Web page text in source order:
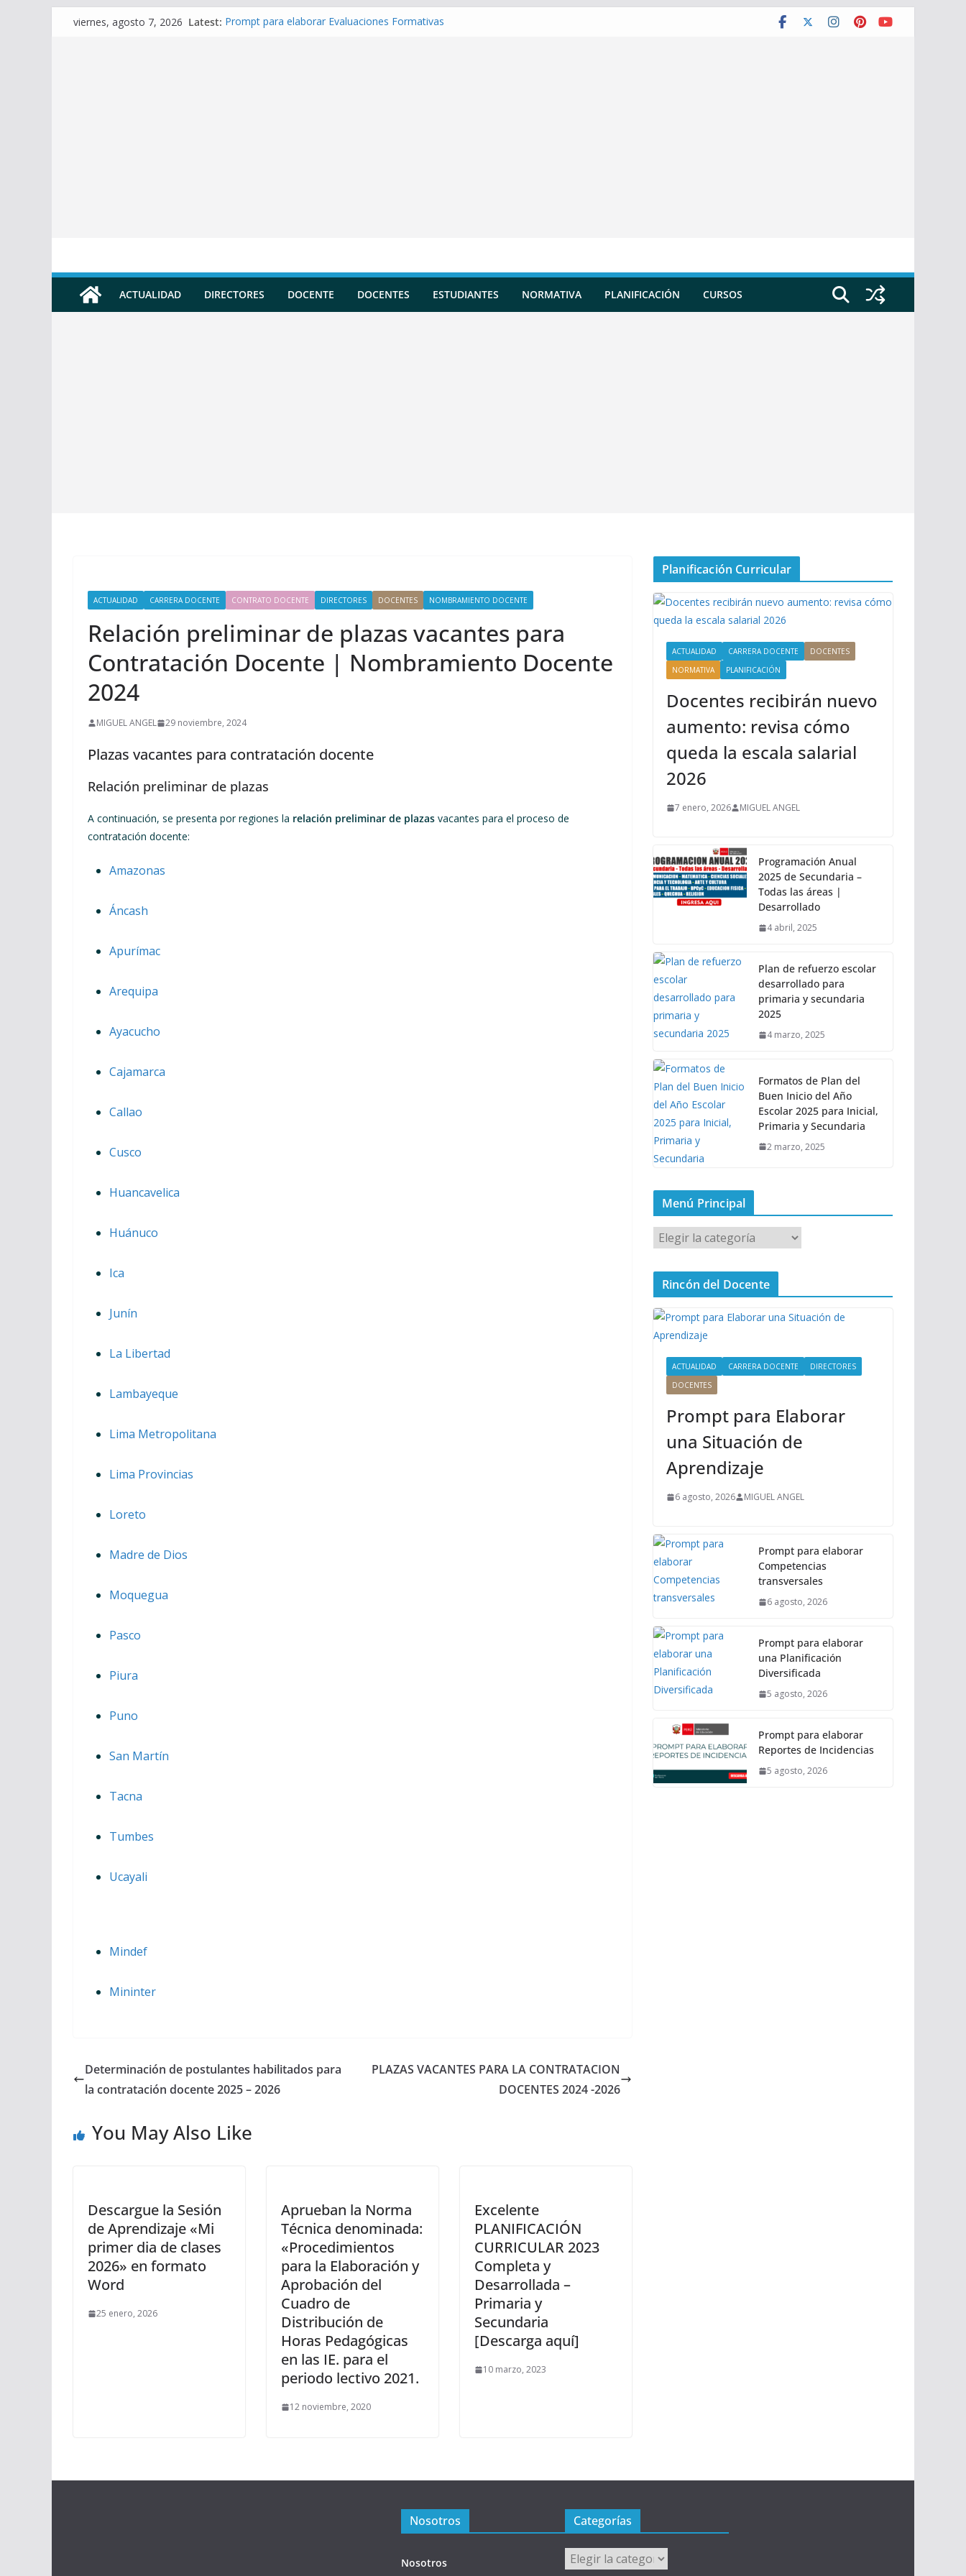
Skipviernes, agosto 7, 2026 Latest: Prompt para elaborar Evaluaciones Formativas
ACTUALIDAD DIRECTORES DOCENTE DOCENTES ESTUDIANTES NORMATIVA PLANIFICACIÓN CURSOS
ACTUALIDAD CARRERA DOCENTE CONTRATO DOCENTE DIRECTORES DOCENTES NOMBRAMIENTO DOCENTE
Relación preliminar de plazas vacantes para
Contratación Docente | Nombramiento Docente
2024
MIGUEL ANGEL 29 noviembre, 2024
Plazas vacantes para contratación docente
Relación preliminar de plazas
A continuación, se presenta por regiones la relación preliminar de plazas vacantes para el proceso de
contratación docente:
Amazonas
Áncash
Apurímac
Arequipa
Ayacucho
Cajamarca
Callao
Cusco
Huancavelica
Huánuco
Ica
Junín
La Libertad
Lambayeque
Lima Metropolitana
Lima Provincias
Loreto
Madre de Dios
Moquegua
Pasco
Piura
Puno
San Martín
Tacna
Tumbes
Ucayali
Mindef
Mininter
Determinación de postulantes habilitados para
la contratación docente 2025 – 2026
PLAZAS VACANTES PARA LA CONTRATACION
DOCENTES 2024 -2026
You May Also Like
Descargue la Sesión
de Aprendizaje «Mi
primer dia de clases
2026» en formato
Word
25 enero, 2026
Aprueban la Norma
Técnica denominada:
«Procedimientos
para la Elaboración y
Aprobación del
Cuadro de
Distribución de
Horas Pedagógicas
en las IE. para el
periodo lectivo 2021.
12 noviembre, 2020
Excelente
PLANIFICACIÓN
CURRICULAR 2023
Completa y
Desarrollada –
Primaria y
Secundaria
[Descarga aquí]
10 marzo, 2023
Planificación Curricular
ACTUALIDAD CARRERA DOCENTE
DOCENTES
NORMATIVA
PLANIFICACIÓN
Docentes recibirán nuevo
aumento: revisa cómo
queda la escala salarial
2026
7 enero, 2026 MIGUEL ANGEL
Programación Anual
2025 de Secundaria –
Todas las áreas |
Desarrollado
4 abril, 2025
Plan de refuerzo escolar
desarrollado para
primaria y secundaria
2025
4 marzo, 2025
Formatos de Plan del
Buen Inicio del Año
Escolar 2025 para Inicial,
Primaria y Secundaria
2 marzo, 2025
Menú Principal
M
e
n
P
i
Rincón del Docente
ACTUALIDAD CARRERA DOCENTE
DIRECTORES
DOCENTES
Prompt para Elaborar
una Situación de
Aprendizaje
6 agosto, 2026 MIGUEL ANGEL
Prompt para elaborar
Competencias
transversales
6 agosto, 2026
Prompt para elaborar
una Planificación
Diversificada
5 agosto, 2026
Prompt para elaborar
Reportes de Incidencias
5 agosto, 2026
Nosotros
Nosotros
Categorías
Categorías